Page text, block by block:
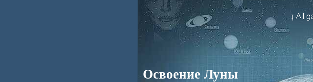
Освоение Луны